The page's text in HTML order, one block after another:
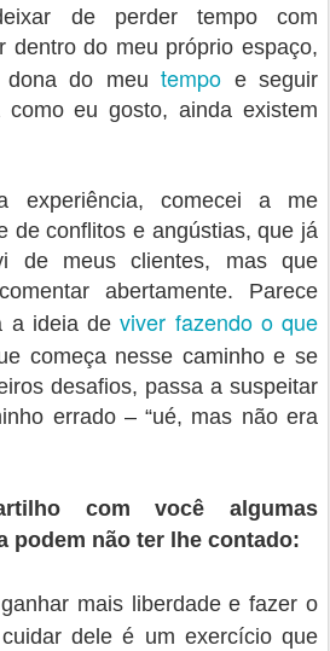
de perder tempo com
dentro do meu próprio espaço,
dona do meutempo e seguir
como eu gosto, ainda existem
experiência, comecei a me
de conflitos e angústias, que já
de meus clientes, mas que
abertamente. Parece
a ideia deviver fazendo o que
começa nesse caminho e se
desafios, passa a suspeitar
errado – “ué, mas não era
com você algumas
podem não ter lhe contado:
mais liberdade e fazer o
dele é um exercício que